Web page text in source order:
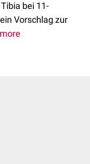
bei 11-
Vorschlag zur
more